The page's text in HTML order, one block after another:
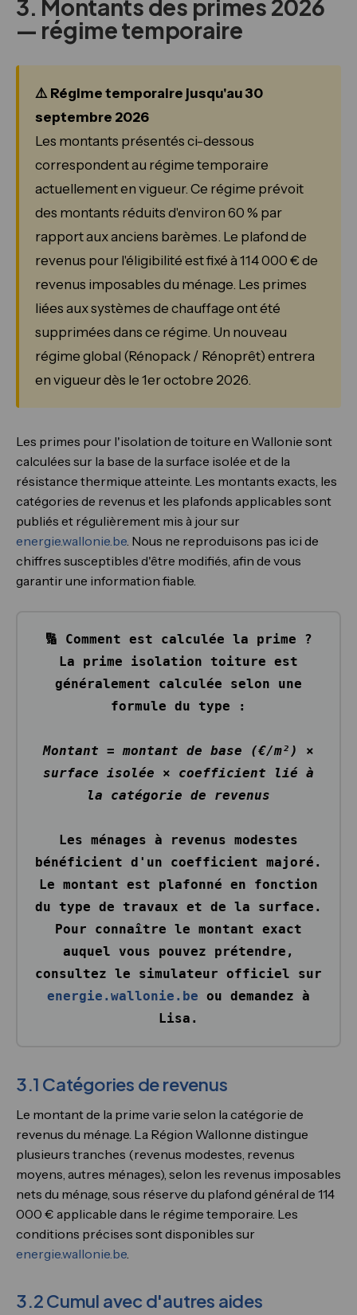
3. Montants des primes 2026
— régime temporaire
⚠️ Régime temporaire jusqu'au 30
septembre 2026
Les montants présentés ci-dessous
correspondent au régime temporaire
actuellement en vigueur. Ce régime prévoit
des montants réduits d'environ 60 % par
rapport aux anciens barèmes. Le plafond de
revenus pour l'éligibilité est fixé à 114 000 € de
revenus imposables du ménage. Les primes
liées aux systèmes de chauffage ont été
supprimées dans ce régime. Un nouveau
régime global (Rénopack / Rénoprêt) entrera
en vigueur dès le 1er octobre 2026.
Les primes pour l'isolation de toiture en Wallonie sont
calculées sur la base de la surface isolée et de la
résistance thermique atteinte. Les montants exacts, les
catégories de revenus et les plafonds applicables sont
publiés et régulièrement mis à jour sur
energie.wallonie.be. Nous ne reproduisons pas ici de
chiffres susceptibles d'être modifiés, afin de vous
garantir une information fiable.
🔢 Comment est calculée la prime ?
La prime isolation toiture est
généralement calculée selon une
formule du type :
Montant = montant de base (€/m²) ×
surface isolée × coefficient lié à
la catégorie de revenus
Les ménages à revenus modestes
bénéficient d'un coefficient majoré.
Le montant est plafonné en fonction
du type de travaux et de la surface.
Pour connaître le montant exact
auquel vous pouvez prétendre,
consultez le simulateur officiel sur
energie.wallonie.be ou demandez à
Lisa.
3.1 Catégories de revenus
Le montant de la prime varie selon la catégorie de
revenus du ménage. La Région Wallonne distingue
plusieurs tranches (revenus modestes, revenus
moyens, autres ménages), selon les revenus imposables
nets du ménage, sous réserve du plafond général de 114
000 € applicable dans le régime temporaire. Les
conditions précises sont disponibles sur
energie.wallonie.be.
3.2 Cumul avec d'autres aides